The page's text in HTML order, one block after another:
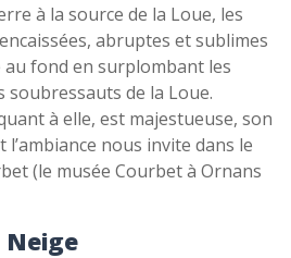
à la source de la Loue, les
abruptes et sublimes
au fond en surplombant les
de la Loue.
à elle, est majestueuse, son
nous invite dans le
(le musée Courbet à Ornans
Neige